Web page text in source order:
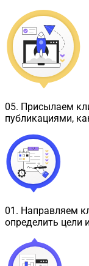
05. Присылаем
публикациями,
01 . Направляем
определить цели